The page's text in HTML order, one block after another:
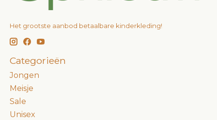
Het grootste aanbod betaalbare kinderkleding!
Categorieën
Jongen
Meisje
Sale
Unisex